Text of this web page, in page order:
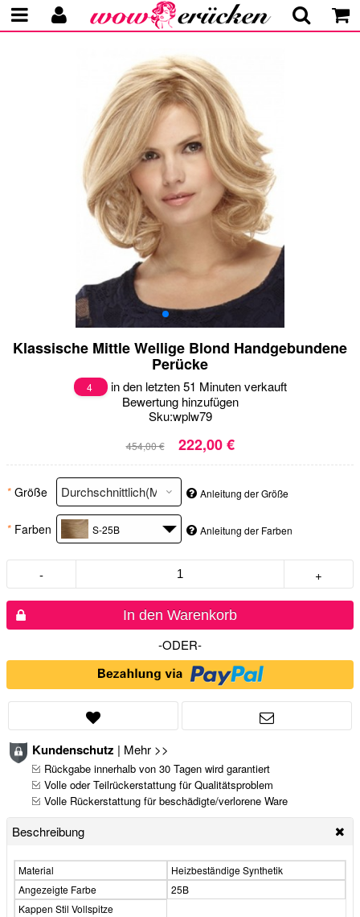
Klassische Mittle Wellige Blond Handgebundene
Perücke
4
in den letzten 51 Minuten verkauft
Bewertung hinzufügen
Sku:wplw79
454,00 € 222,00 €
* Größe Anleitung der Größe
* Farben S-25B Anleitung der Farben
- +
In den Warenkorb
-ODER-
Kundenschutz | Mehr >>
Rückgabe innerhalb von 30 Tagen wird garantiert
Volle oder Teilrückerstattung für Qualitätsproblem
Volle Rückerstattung für beschädigte/verlorene Ware
Beschreibung
Material
Heizbeständige Synthetik
Angezeigte Farbe
25B
Kappen Stil Vollspitze